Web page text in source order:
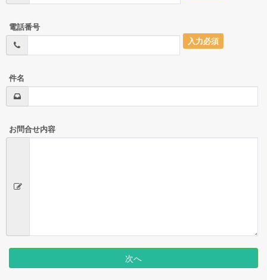
電話番号
入力必須
件名
お問合せ内容
次へ